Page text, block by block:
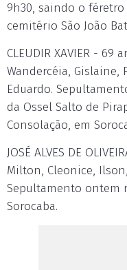
9h30, saindo o
cemitério São João
CLEUDIR XAVIER -
Wandercéia, Gislaine,
Eduardo.
da Ossel Salto de
Consolação, em
JOSÉ ALVES DE
Milton, Cleonice,
Sepultamento ontem
Sorocaba.